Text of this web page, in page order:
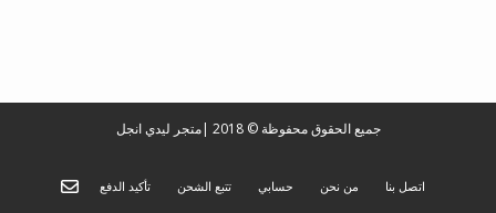
جميع الحقوق محفوظة © 2018 |متجر ليدي انجل
اتصل بنا من نحن حسابي تتبع الشحن تأكيد الدفع